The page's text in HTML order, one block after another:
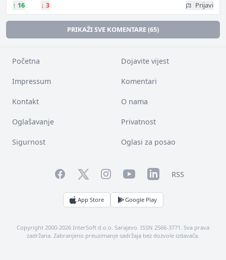
↑ 16 ↓ 3 Prijavi
PRIKAŽI SVE KOMENTARE (65)
Početna Dojavite vijest
Impressum Komentari
Kontakt O nama
Oglašavanje Privatnost
Sigurnost Oglasi za posao
FacebookTwitterInstagramYouTubeLinkedInRSS
App Store Google Play
Copyright 2000-2026 InterSoft d.o.o. Sarajevo. ISSN 2566-3771. Sva prava
zadržana. Zabranjeno preuzimanje sadržaja bez dozvole izdavača.